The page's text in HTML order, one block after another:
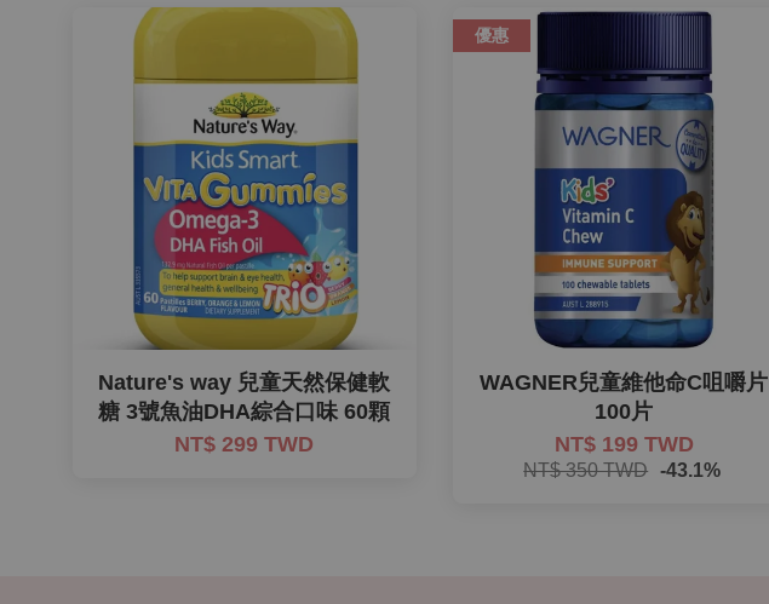
Nature's way 兒童天然保健軟
糖 3號魚油DHA綜合口味 60顆
NT$ 299 TWD
優惠
WAGNER兒童維他命C咀嚼片
100片
NT$ 199 TWD
NT$ 350 TWD -43.1%